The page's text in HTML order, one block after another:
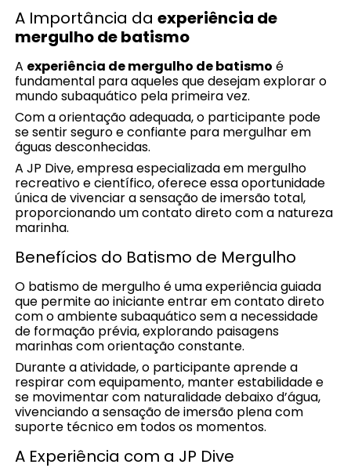
A Importância daexperiência de
mergulho de batismo
A experiência de mergulho de batismo é
fundamental para aqueles que desejam explorar o
mundo subaquático pela primeira vez.
Com a orientação adequada, o participante pode
se sentir seguro e confiante para mergulhar em
águas desconhecidas.
A JP Dive, empresa especializada em mergulho
recreativo e científico, oferece essa oportunidade
única de vivenciar a sensação de imersão total,
proporcionando um contato direto com a natureza
marinha.
Benefícios do Batismo de Mergulho
O batismo de mergulho é uma experiência guiada
que permite ao iniciante entrar em contato direto
com o ambiente subaquático sem a necessidade
de formação prévia, explorando paisagens
marinhas com orientação constante.
Durante a atividade, o participante aprende a
respirar com equipamento, manter estabilidade e
se movimentar com naturalidade debaixo d’água,
vivenciando a sensação de imersão plena com
suporte técnico em todos os momentos.
A Experiência com a JP Dive